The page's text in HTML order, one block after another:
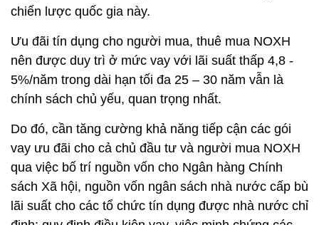
chiến lược quốc gia này.
Ưu đãi tín dụng cho người mua, thuê mua NOXH
nên được duy trì ở mức vay với lãi suất thấp 4,8 -
5%/năm trong dài hạn tối đa 25 – 30 năm vẫn là
chính sách chủ yếu, quan trọng nhất.
Do đó, cần tăng cường khả năng tiếp cận các gói
vay ưu đãi cho cả chủ đầu tư và người mua NOXH
qua việc bố trí nguồn vốn cho Ngân hàng Chính
sách Xã hội, nguồn vốn ngân sách nhà nước cấp bù
lãi suất cho các tổ chức tín dụng được nhà nước chỉ